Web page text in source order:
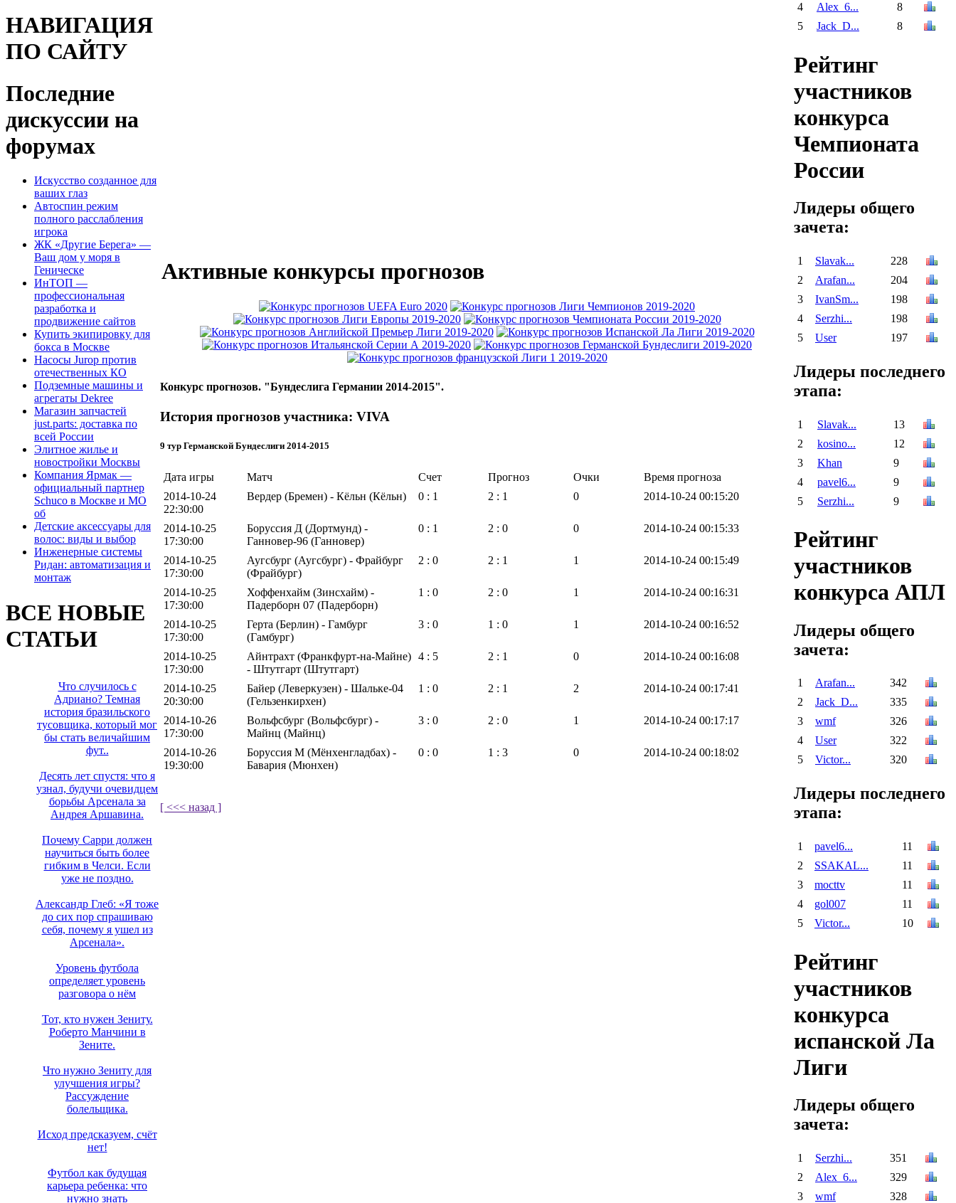
НАВИГАЦИЯ
ПО САЙТУ
Последние
дискуссии на
форумах
Искусство созданное для
ваших глаз
Автоспин режим
полного расслабления
игрока
ЖК «Другие Берега» —
Ваш дом у моря в
Геническе
ИнТОП —
профессиональная
разработка и
продвижение сайтов
Купить экипировку для
бокса в Москве
Насосы Jurop против
отечественных КО
Подземные машины и
агрегаты Dekree
Магазин запчастей
just.parts: доставка по
всей России
Элитное жилье и
новостройки Москвы
Компания Ярмак —
официальный партнер
Schuco в Москве и МО
об
Детские аксессуары для
волос: виды и выбор
Инженерные системы
Ридан: автоматизация и
монтаж
ВСЕ НОВЫЕ
СТАТЬИ
Что случилось с
Адриано? Темная
история бразильского
тусовщика, который мог
бы стать величайшим
фут..
Десять лет спустя: что я
узнал, будучи очевидцем
борьбы Арсенала за
Андрея Аршавина.
Почему Сарри должен
научиться быть более
гибким в Челси. Если
уже не поздно.
Александр Глеб: «Я тоже
до сих пор спрашиваю
себя, почему я ушел из
Арсенала».
Уровень футбола
определяет уровень
разговора о нём
Тот, кто нужен Зениту.
Роберто Манчини в
Зените.
Что нужно Зениту для
улучшения игры?
Рассуждение
болельщика.
Исход предсказуем, счёт
нет!
Футбол как будущая
карьера ребенка: что
нужно знать
Активные конкурсы прогнозов
Конкурс прогнозов. "Бундеслига Германии 2014-2015".
История прогнозов участника: VIVA
9 тур Германской Бундеслиги 2014-2015
Дата игры Матч Счет Прогноз Очки
Время прогноза
2014-10-24
22:30:00
Вердер (Бремен) - Кёльн (Кёльн) 0 : 1 2 : 1 0 2014-10-24 00:15:20
2014-10-25
17:30:00
Боруссия Д (Дортмунд) -
Ганновер-96 (Ганновер)
0 : 1 2 : 0 0 2014-10-24 00:15:33
2014-10-25
17:30:00
Аугсбург (Аугсбург) - Фрайбург
(Фрайбург)
2 : 0 2 : 1 1 2014-10-24 00:15:49
2014-10-25
17:30:00
Хоффенхайм (Зинсхайм) -
Падерборн 07 (Падерборн)
1 : 0 2 : 0 1 2014-10-24 00:16:31
2014-10-25
17:30:00
Герта (Берлин) - Гамбург
(Гамбург)
3 : 0 1 : 0 1 2014-10-24 00:16:52
2014-10-25
17:30:00
Айнтрахт (Франкфурт-на-Майне)
- Штутгарт (Штутгарт)
4 : 5 2 : 1 0 2014-10-24 00:16:08
2014-10-25
20:30:00
Байер (Леверкузен) - Шальке-04
(Гельзенкирхен)
1 : 0 2 : 1 2 2014-10-24 00:17:41
2014-10-26
17:30:00
Вольфсбург (Вольфсбург) -
Майнц (Майнц)
3 : 0 2 : 0 1 2014-10-24 00:17:17
2014-10-26
19:30:00
Боруссия М (Мёнхенгладбах) -
Бавария (Мюнхен)
0 : 0 1 : 3 0 2014-10-24 00:18:02
[ <<< назад ]
4
Alex_6...
8
5
Jack_D... 8
Рейтинг
участников
конкурса
Чемпионата
России
Лидеры общего
зачета:
1 Slavak...
228
2
Arafan...
204
3
IvanSm...
198
4
Serzhi...
198
5
User 197
Лидеры последнего
этапа:
1 Slavak...
13
2
kosino...
12
3
Khan
9
4
pavel6...
9
5
Serzhi... 9
Рейтинг
участников
конкурса АПЛ
Лидеры общего
зачета:
1 Arafan...
342
2
Jack_D...
335
3
wmf
326
4
User
322
5
Victor... 320
Лидеры последнего
этапа:
1 pavel6...
11
2
SSAKAL...
11
3
mocttv
11
4
gol007
11
5
Victor... 10
Рейтинг
участников
конкурса
испанской Ла
Лиги
Лидеры общего
зачета:
1 Serzhi...
351
2
Alex_6...
329
3
wmf 328